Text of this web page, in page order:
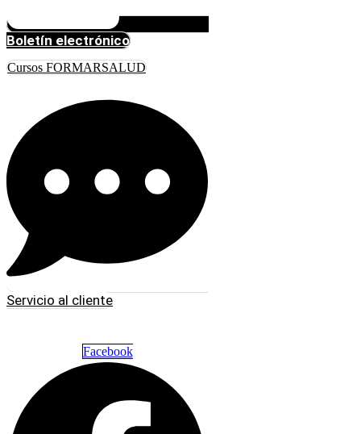
Boletín electrónico
Cursos FORMARSALUD
Servicio al cliente
Facebook